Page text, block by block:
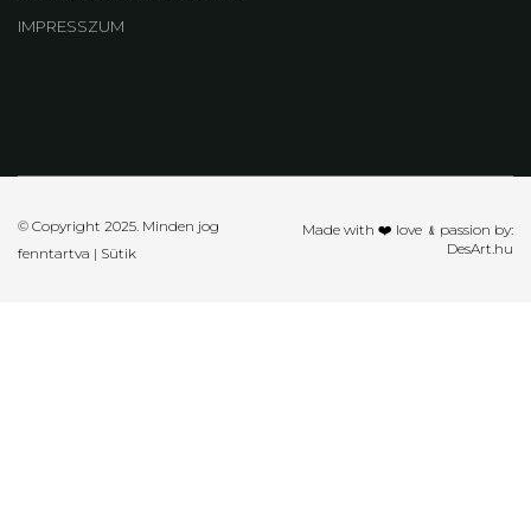
IMPRESSZUM
Made with ❤️ love ﹠passion by:
DesArt.hu
© Copyright 2025. Minden jog
fenntartva | Sütik